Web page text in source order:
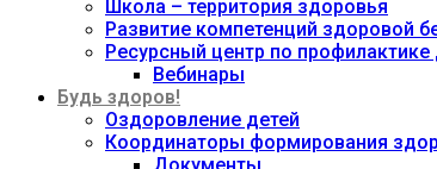
Школа – территория здоровья
Развитие компетенций здоровой
Ресурсный центр по
Вебинары
Будь здоров!
Оздоровление детей
Координаторы формирования